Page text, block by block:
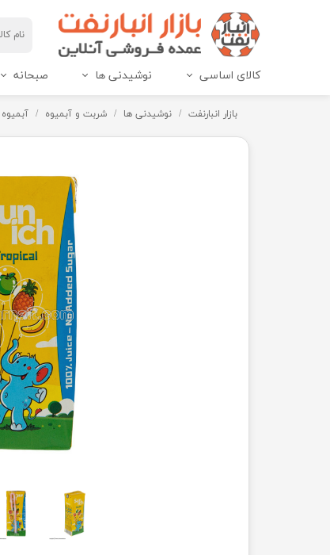
کالای اساسی نوشیدنی ها صبحانه
بازار انبارنفت نوشیدنی ها شربت و آبمیوه آبمیوه